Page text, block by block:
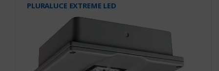
PLURALUCE EXTREME LED